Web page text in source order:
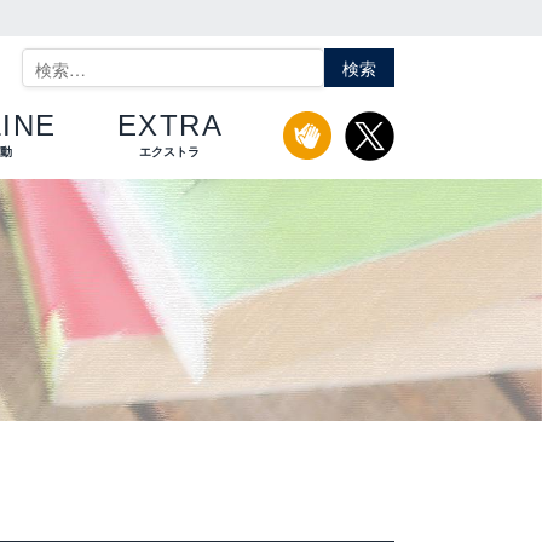
検
索:
EXTRA
エクストラ